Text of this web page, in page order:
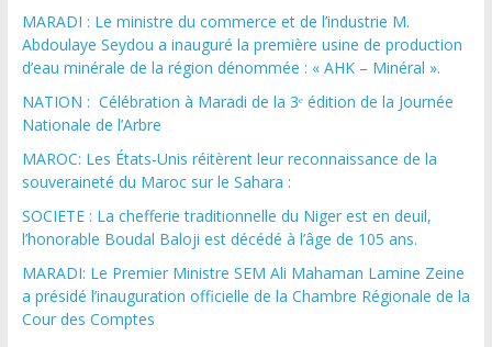
MARADI : Le ministre du commerce et de l’industrie M.
Abdoulaye Seydou a inauguré la première usine de production
d’eau minérale de la région dénommée : « AHK – Minéral ».
NATION : Célébration à Maradi de la 3ᵉ édition de la Journée
Nationale de l’Arbre
MAROC: Les États-Unis réitèrent leur reconnaissance de la
souveraineté du Maroc sur le Sahara :
SOCIETE : La chefferie traditionnelle du Niger est en deuil,
l’honorable Boudal Baloji est décédé à l’âge de 105 ans.
MARADI: Le Premier Ministre SEM Ali Mahaman Lamine Zeine
a présidé l’inauguration officielle de la Chambre Régionale de la
Cour des Comptes